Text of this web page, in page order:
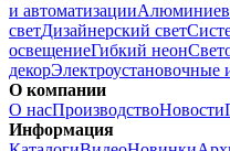
и автоматизации
светДизайнерский свет
освещениеГибкий неон
декорЭлектроустановочные
О компании
О насПроизводствоНовости
Информация